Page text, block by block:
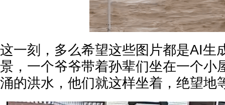
这一刻，多么希望这些图片都是AI生
景，一个爷爷带着孙辈们坐在一个小
涌的洪水，他们就这样坐着，绝望地